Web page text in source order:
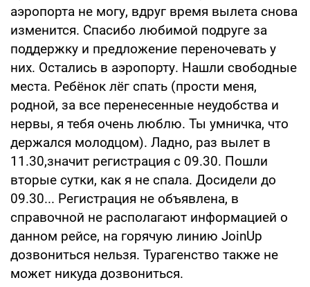
аэропорта не могу, вдруг время вылета снова
изменится. Спасибо любимой подруге за
поддержку и предложение переночевать у
них. Остались в аэропорту. Нашли свободные
места. Ребёнок лёг спать (прости меня,
родной, за все перенесенные неудобства и
нервы, я тебя очень люблю. Ты умничка, что
держался молодцом). Ладно, раз вылет в
11.30,значит регистрация с 09.30. Пошли
вторые сутки, как я не спала. Досидели до
09.30... Регистрация не объявлена, в
справочной не располагают информацией о
данном рейсе, на горячую линию JoinUp
дозвониться нельзя. Турагенство также не
может никуда дозвониться.